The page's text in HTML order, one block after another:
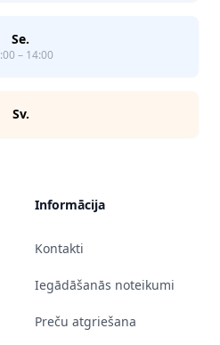
Se.
– 14:00
Sv.
Informācija
Kontakti
Iegādāšanās noteikumi
Preču atgriešana